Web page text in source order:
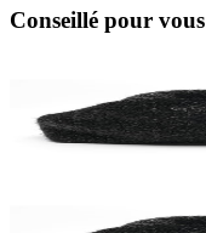
Conseillé pour vous